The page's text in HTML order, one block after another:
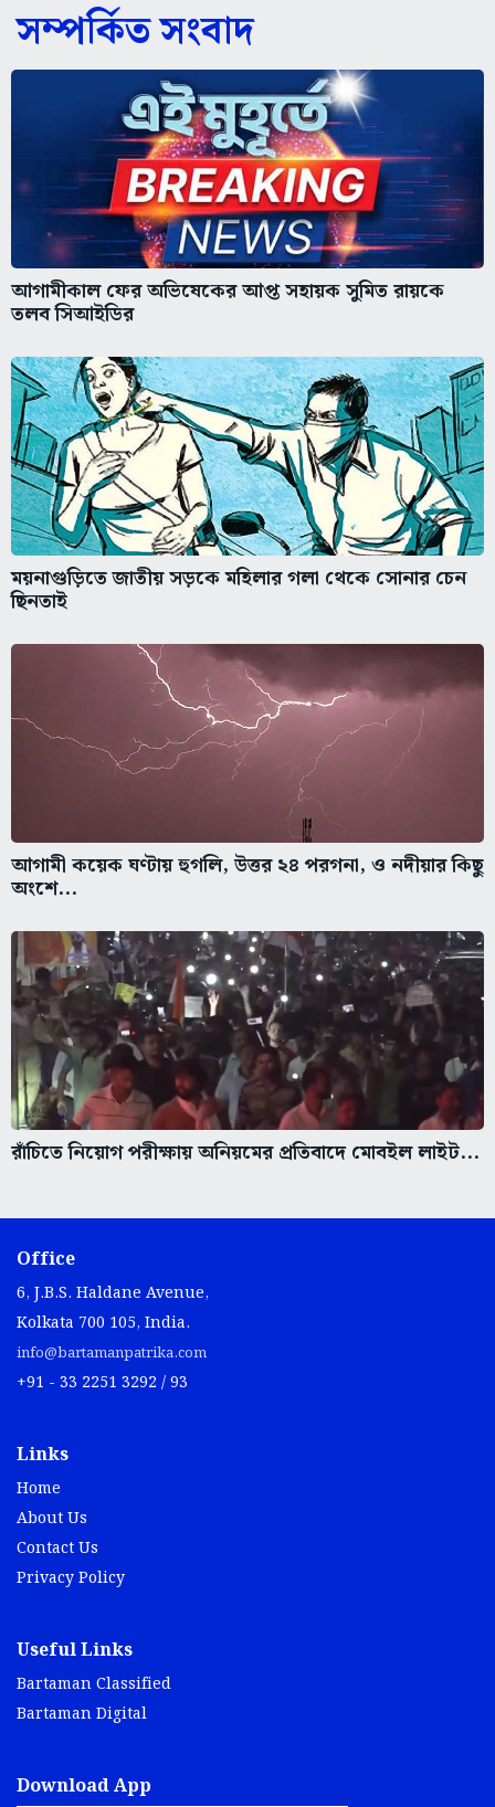
সম্পর্কিত সংবাদ
আগামীকাল ফের অভিষেকের আপ্ত সহায়ক সুমিত রায়কে
তলব সিআইডির
ময়নাগুড়িতে জাতীয় সড়কে মহিলার গলা থেকে সোনার চেন
ছিনতাই
আগামী কয়েক ঘণ্টায় হুগলি, উত্তর ২৪ পরগনা, ও নদীয়ার কিছু
অংশে...
রাঁচিতে নিয়োগ পরীক্ষায় অনিয়মের প্রতিবাদে মোবইল লাইট...
Office
6, J.B.S. Haldane Avenue,
Kolkata 700 105, India.
info@bartamanpatrika.com
+91 - 33 2251 3292 / 93
Links
Home
About Us
Contact Us
Privacy Policy
Useful Links
Bartaman Classified
Bartaman Digital
Download App